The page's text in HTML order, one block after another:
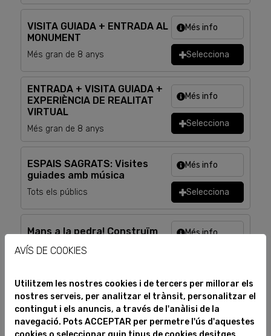
VISITA GUIADA + ENTRADA AL
MONUMENT
Més gran de 8 anys
Més info
Selecciona
ENTRADA + VISITA GUIADA +
EXPERIÈNCIA DE REALITAT
VIRTUAL
Més gran de 8 anys
Més info
Selecciona
ESPAIS SAGRATS: Visites
guiades amb música
Tots els públics
Més info
Selecciona
Mans a la pedra! Construïm
Sant Pere de Rodes
Més info
Herba collida i copa servida,
ànima guarida
Més gran de 18 anys
Més info
Selecciona
AVÍS DE COOKIES
Utilitzem les nostres cookies i de tercers per millorar els
nostres serveis, per analitzar el trànsit, personalitzar el
contingut i els anuncis, a través de l'anàlisi de la
navegació. Pots ACCEPTAR per permetre l'ús d'aquestes